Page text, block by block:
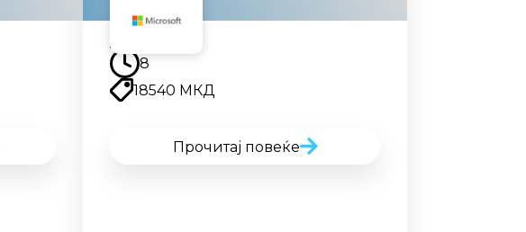
8
18540 МКД
Прочитај повеќе